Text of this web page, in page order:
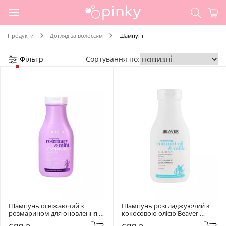
Продукти Догляд за волоссям Шампуні
Фільтр Сортування по:
Шампунь освіжаючий з
розмарином для оновлення
Шампунь розгладжуючий з
кокосовою олією Beaver
Moisturizing Coconut Oil & Milk